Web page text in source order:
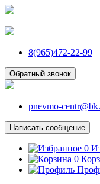
8(965)472-22-99
Обратный звонок
pnevmo-
Написать сообщение
0
0